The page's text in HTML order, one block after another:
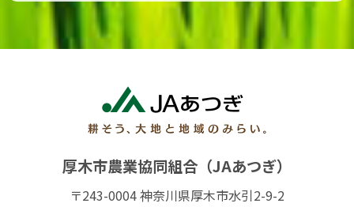
厚木市農業協同組合（JAあつぎ）
〒243-0004 神奈川県厚木市水引2-9-2